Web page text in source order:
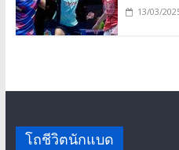
13/03/
โถชีวิตนักแบด